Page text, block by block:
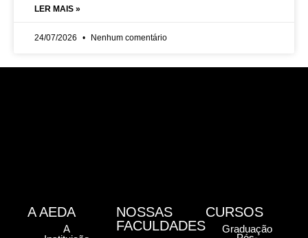
LER MAIS »
24/07/2026 Nenhum comentário
A AEDA
A
NOSSAS
FACULDADES
CURSOS
Graduação